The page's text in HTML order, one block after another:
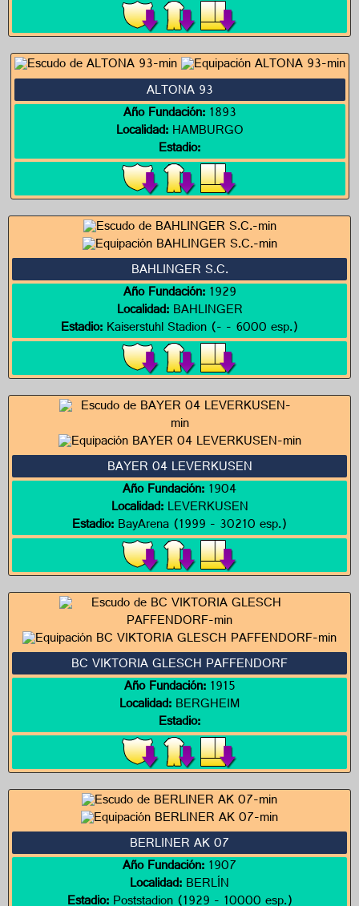
ALTONA 93
Año Fundación:1893
Localidad:HAMBURGO
Estadio:
BAHLINGER S.C.
Año Fundación:1929
Localidad:BAHLINGER
Estadio:Kaiserstuhl Stadion (- - 6000 esp.)
BAYER 04 LEVERKUSEN
Año Fundación:1904
Localidad:LEVERKUSEN
Estadio:BayArena (1999 - 30210 esp.)
BC VIKTORIA GLESCH PAFFENDORF
Año Fundación:1915
Localidad:BERGHEIM
Estadio:
BERLINER AK 07
Año Fundación:1907
Localidad:BERLÍN